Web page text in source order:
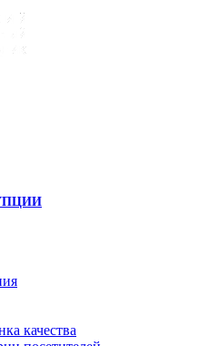
качества